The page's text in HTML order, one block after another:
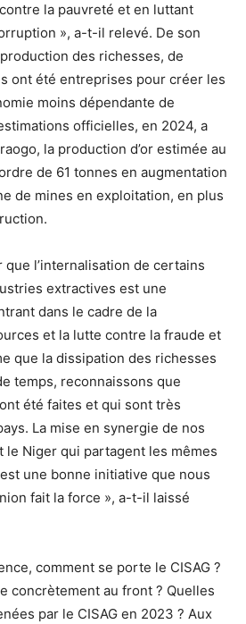
la pauvreté et en luttant
», a-t-il relevé. De son
des richesses, de
ont été entreprises pour créer les
moins dépendante de
officielles, en 2024, a
la production d’or estimée au
de 61 tonnes en augmentation
de mines en exploitation, en plus
que l’internalisation de certains
extractives est une
dans le cadre de la
et la lutte contre la fraude et
que la dissipation des richesses
temps, reconnaissons que
été faites et qui sont très
La mise en synergie de nos
le Niger qui partagent les mêmes
une bonne initiative que nous
fait la force », a-t-il laissé
comment se porte le CISAG ?
concrètement au front ? Quelles
par le CISAG en 2023 ? Aux